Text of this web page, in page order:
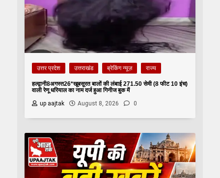
उत्तर प्रदेश उत्तराखंड ब्रेकिंग न्यूज़ राज्य
हल्द्वानी8अगस्त26*खूबसूरत बालों की लंबाई 271.50 सेमी (8 फीट 10 इंच)
वाली रेणू धरियाल का नाम दर्ज हुआ गिनीज बुक में
up aajtak
August 8, 2026 0